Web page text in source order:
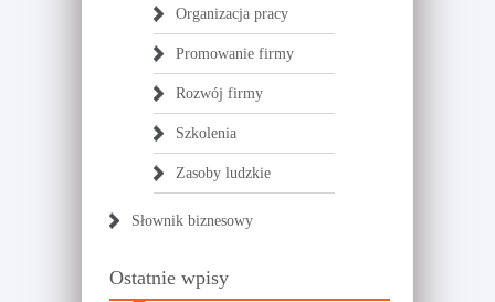
Organizacja pracy
Promowanie firmy
Rozwój firmy
Szkolenia
Zasoby ludzkie
Słownik biznesowy
Ostatnie wpisy